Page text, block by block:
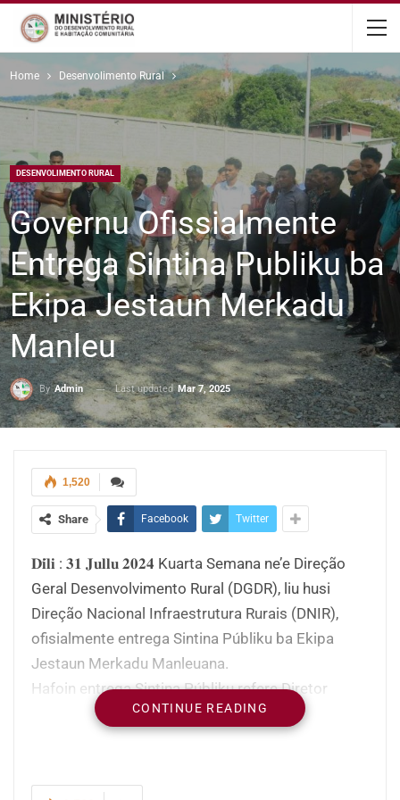
content
Home Desenvolimento Rural
DESENVOLIMENTO RURAL
Governu Ofissialmente
Entrega Sintina Publiku ba
Ekipa Jestaun Merkadu
Manleu
ByAdmin Last updated Mar 7, 2025
1,520
Share Facebook Twitter
𝐃𝐢́𝐥𝐢 : 𝟑𝟏 𝐉𝐮𝐥𝐥𝐮 𝟐𝟎𝟐𝟒 Kuarta Semana ne’e Direção
Geral Desenvolvimento Rural (DGDR), liu husi
Direção Nacional Infraestrutura Rurais (DNIR),
ofisialmente entrega Sintina Públiku ba Ekipa
Jestaun Merkadu Manleuana.
Hafoin entrega Sintina Públiku refere Diretor
DGDR Filipe Cardoso Vieira hatete, fasilidades ida
ne’e hodi atende ba ita nia vendedor sira ne’ebe
Manleuana.
CONTINUE READING